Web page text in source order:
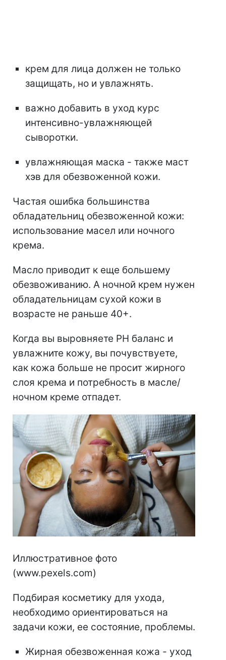
крем для лица должен не только
защищать, но и увлажнять.
важно добавить в уход курс
интенсивно-увлажняющей
сыворотки.
увлажняющая маска - также маст
хэв для обезвоженной кожи.
Частая ошибка большинства
обладательниц обезвоженной кожи:
использование масел или ночного
крема.
Масло приводит к еще большему
обезвоживанию. А ночной крем нужен
обладательницам сухой кожи в
возрасте не раньше 40+.
Когда вы выровняете РН баланс и
увлажните кожу, вы почувствуете,
как кожа больше не просит жирного
слоя крема и потребность в масле/
ночном креме отпадет.
Иллюстративное фото
(www.pexels.com)
Подбирая косметику для ухода,
необходимо ориентироваться на
задачи кожи, ее состояние, проблемы.
Жирная обезвоженная кожа - уход